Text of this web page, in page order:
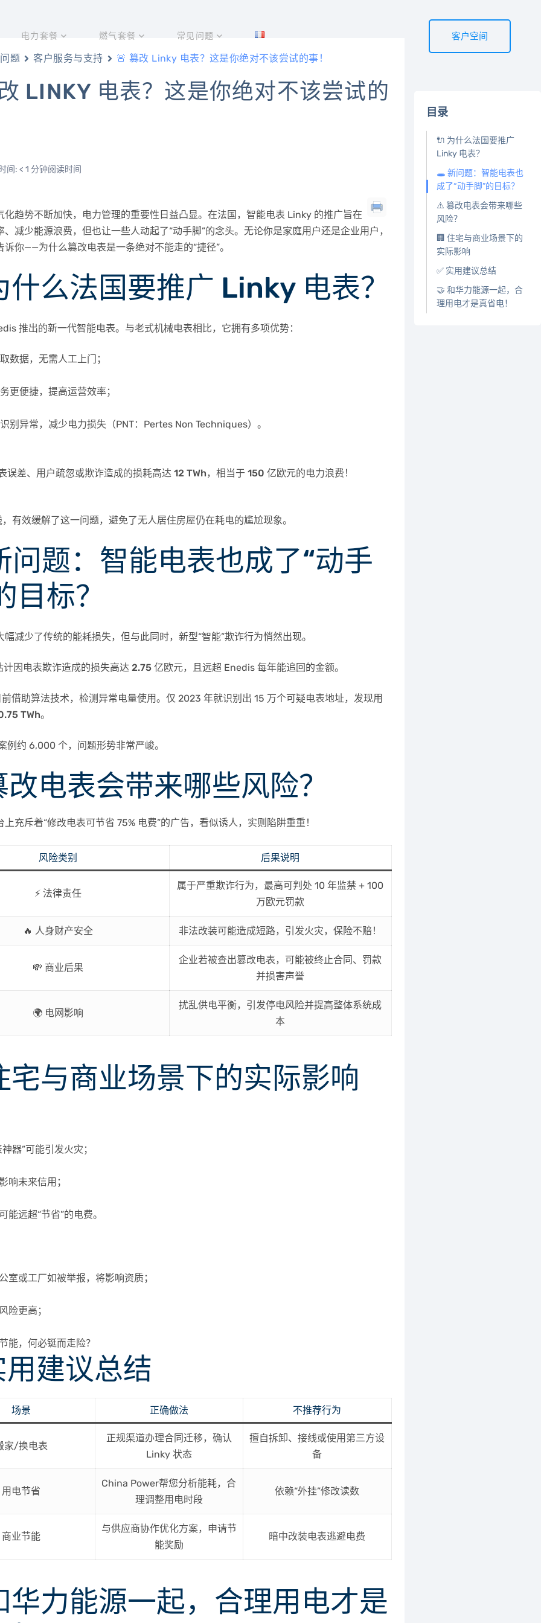
电力套餐 燃气套餐 常见问题 客户空间
题 客户服务与支持 🚨 篡改 Linky 电表？这是你绝对不该尝试的事！
LINKY 电表？这是你绝对不该尝试的
间: < 1 分钟阅读时间
化趋势不断加快，电力管理的重要性日益凸显。在法国，智能电表 Linky 的推广旨在
、减少能源浪费，但也让一些人动起了“动手脚”的念头。无论你是家庭用户还是企业用户，
诉你——为什么篡改电表是一条绝对不能走的“捷径”。
什么法国要推广 Linky 电表？
推出的新一代智能电表。与老式机械电表相比，它拥有多项优势：
数据，无需人工上门；
更便捷，提高运营效率；
别异常，减少电力损失（PNT：Pertes Non Techniques）。
误差、用户疏忽或欺诈造成的损耗高达 12 TWh，相当于 150 亿欧元的电力浪费！
有效缓解了这一问题，避免了无人居住房屋仍在耗电的尴尬现象。
题：智能电表也成了“动手
目标？
减少了传统的能耗损失，但与此同时，新型“智能”欺诈行为悄然出现。
因电表欺诈造成的损失高达 2.75 亿欧元，且远超 Enedis 每年能追回的金额。
借助算法技术，检测异常电量使用。仅 2023 年就识别出 15 万个可疑电表地址，发现用
TWh。
例约 6,000 个，问题形势非常严峻。
电表会带来哪些风险？
充斥着“修改电表可节省 75% 电费”的广告，看似诱人，实则陷阱重重！
风险类别 后果说明
⚡ 法律责任
属于严重欺诈行为，最高可判处 10 年监禁 + 100
万欧元罚款
🔥 人身财产安全 非法改装可能造成短路，引发火灾，保险不赔！
💸 商业后果
企业若被查出篡改电表，可能被终止合同、罚款
并损害声誉
🌍 电网影响
扰乱供电平衡，引发停电风险并提高整体系统成
本
宅与商业场景下的实际影响
器”可能引发火灾；
响未来信用；
能远超“节省”的电费。
室或工厂如被举报，将影响资质；
险更高；
能，何必铤而走险？
用建议总结
场景 正确做法 不推荐行为
家/换电表
正规渠道办理合同迁移，确认
Linky 状态
擅自拆卸、接线或使用第三方设
备
用电节省
China Power帮您分析能耗，合
理调整用电时段
依赖“外挂”修改读数
商业节能
与供应商协作优化方案，申请节
能奖励
暗中改装电表逃避电费
华力能源一起，合理用电才是
目录
🔌 为什么法国要推广
Linky 电表？
🕳️ 新问题：智能电表也
成了“动手脚”的目标？
⚠️ 篡改电表会带来哪些
风险？
🏢 住宅与商业场景下的
实际影响
✅ 实用建议总结
🤝 和华力能源一起，合
理用电才是真省电！